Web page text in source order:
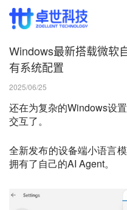
Windows最新搭载微软
有系统配置
2025/06/25
还在为复杂的Windows设
交互了。
全新发布的设备端小语言
拥有了自己的AI Agent。